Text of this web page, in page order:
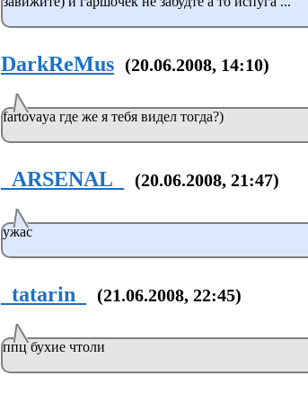
DarkReMus (20.06.2008, 14:10)
fartovaya где же я тебя видел тогда?)
_ARSENAL_ (20.06.2008, 21:47)
ужас
_tatarin_ (21.06.2008, 22:45)
ппц бухие чтоли